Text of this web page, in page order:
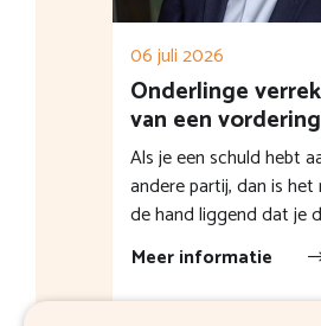
06 juli 2026
Onderlinge
van een vordering
Als je een schuld hebt
andere partij, dan is
de hand liggend dat je
Meer informatie